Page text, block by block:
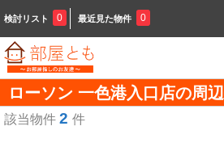
検討リスト 0 最近見た物件 0
ローソン 一色港入口店の周
該当物件 2 件